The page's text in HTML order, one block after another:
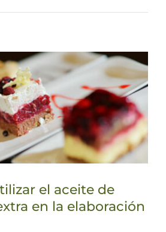
el aceite de
en la elaboración